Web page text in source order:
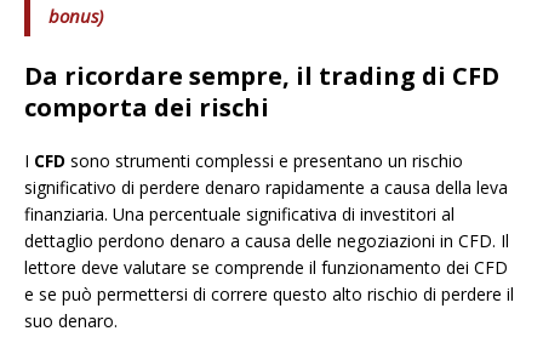
bonus)
Da ricordare sempre, il trading di CFD
comporta dei rischi
I CFD sono strumenti complessi e presentano un rischio
significativo di perdere denaro rapidamente a causa della leva
finanziaria. Una percentuale significativa di investitori al
dettaglio perdono denaro a causa delle negoziazioni in CFD. Il
lettore deve valutare se comprende il funzionamento dei CFD
e se può permettersi di correre questo alto rischio di perdere il
suo denaro.